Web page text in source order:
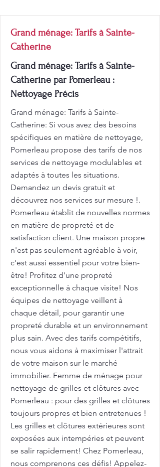
Grand ménage: Tarifs à Sainte-
Catherine
Grand ménage: Tarifs à Sainte-
Catherine par Pomerleau :
Nettoyage Précis
Grand ménage: Tarifs à Sainte-
Catherine: Si vous avez des besoins
spécifiques en matière de nettoyage,
Pomerleau propose des tarifs de nos
services de nettoyage modulables et
adaptés à toutes les situations.
Demandez un devis gratuit et
découvrez nos services sur mesure !.
Pomerleau établit de nouvelles normes
en matière de propreté et de
satisfaction client. Une maison propre
n'est pas seulement agréable à voir,
c'est aussi essentiel pour votre bien-
être! Profitez d'une propreté
exceptionnelle à chaque visite! Nos
équipes de nettoyage veillent à
chaque détail, pour garantir une
propreté durable et un environnement
plus sain. Avec des tarifs compétitifs,
nous vous aidons à maximiser l'attrait
de votre maison sur le marché
immobilier. Femme de ménage pour
nettoyage de grilles et clôtures avec
Pomerleau : pour des grilles et clôtures
toujours propres et bien entretenues !
Les grilles et clôtures extérieures sont
exposées aux intempéries et peuvent
se salir rapidement! Chez Pomerleau,
nous comprenons ces défis! Appelez-